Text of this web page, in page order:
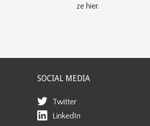
ze hier.
SOCIAL MEDIA
Twitter
LinkedIn